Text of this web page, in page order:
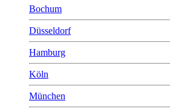
Bochum
Düsseldorf
Hamburg
Köln
München